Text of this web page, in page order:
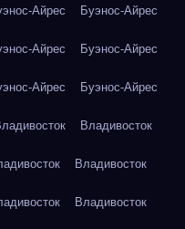
Айрес Буэнос-Айрес
Айрес Буэнос-Айрес
Айрес Буэнос-Айрес
Владивосток
Владивосток
Владивосток